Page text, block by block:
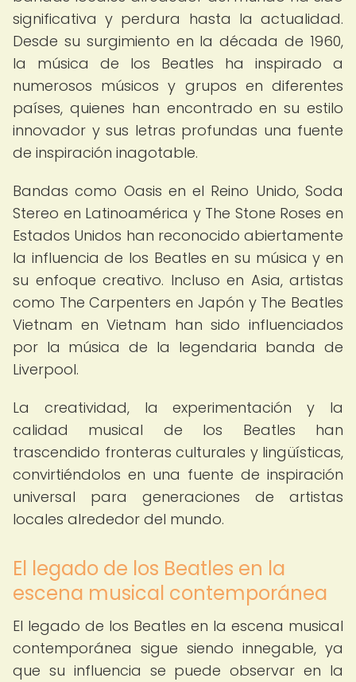
significativa y perdura hasta la actualidad.
Desde su surgimiento en la década de 1960,
la música de los Beatles ha inspirado a
numerosos músicos y grupos en diferentes
países, quienes han encontrado en su estilo
innovador y sus letras profundas una fuente
de inspiración inagotable.
Bandas como Oasis en el Reino Unido, Soda
Stereo en Latinoamérica y The Stone Roses en
Estados Unidos han reconocido abiertamente
la influencia de los Beatles en su música y en
su enfoque creativo. Incluso en Asia, artistas
como The Carpenters en Japón y The Beatles
Vietnam en Vietnam han sido influenciados
por la música de la legendaria banda de
Liverpool.
La creatividad, la experimentación y la
calidad musical de los Beatles han
trascendido fronteras culturales y lingüísticas,
convirtiéndolos en una fuente de inspiración
universal para generaciones de artistas
locales alrededor del mundo.
El legado de los Beatles en la
escena musical contemporánea
El legado de los Beatles en la escena musical
contemporánea sigue siendo innegable, ya
que su influencia se puede observar en la